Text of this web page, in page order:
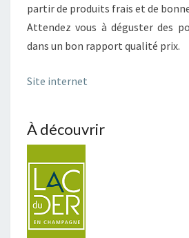
partir de produits frais et de
Attendez vous à déguster des
dans un bon rapport qualité prix.
Site internet
À découvrir